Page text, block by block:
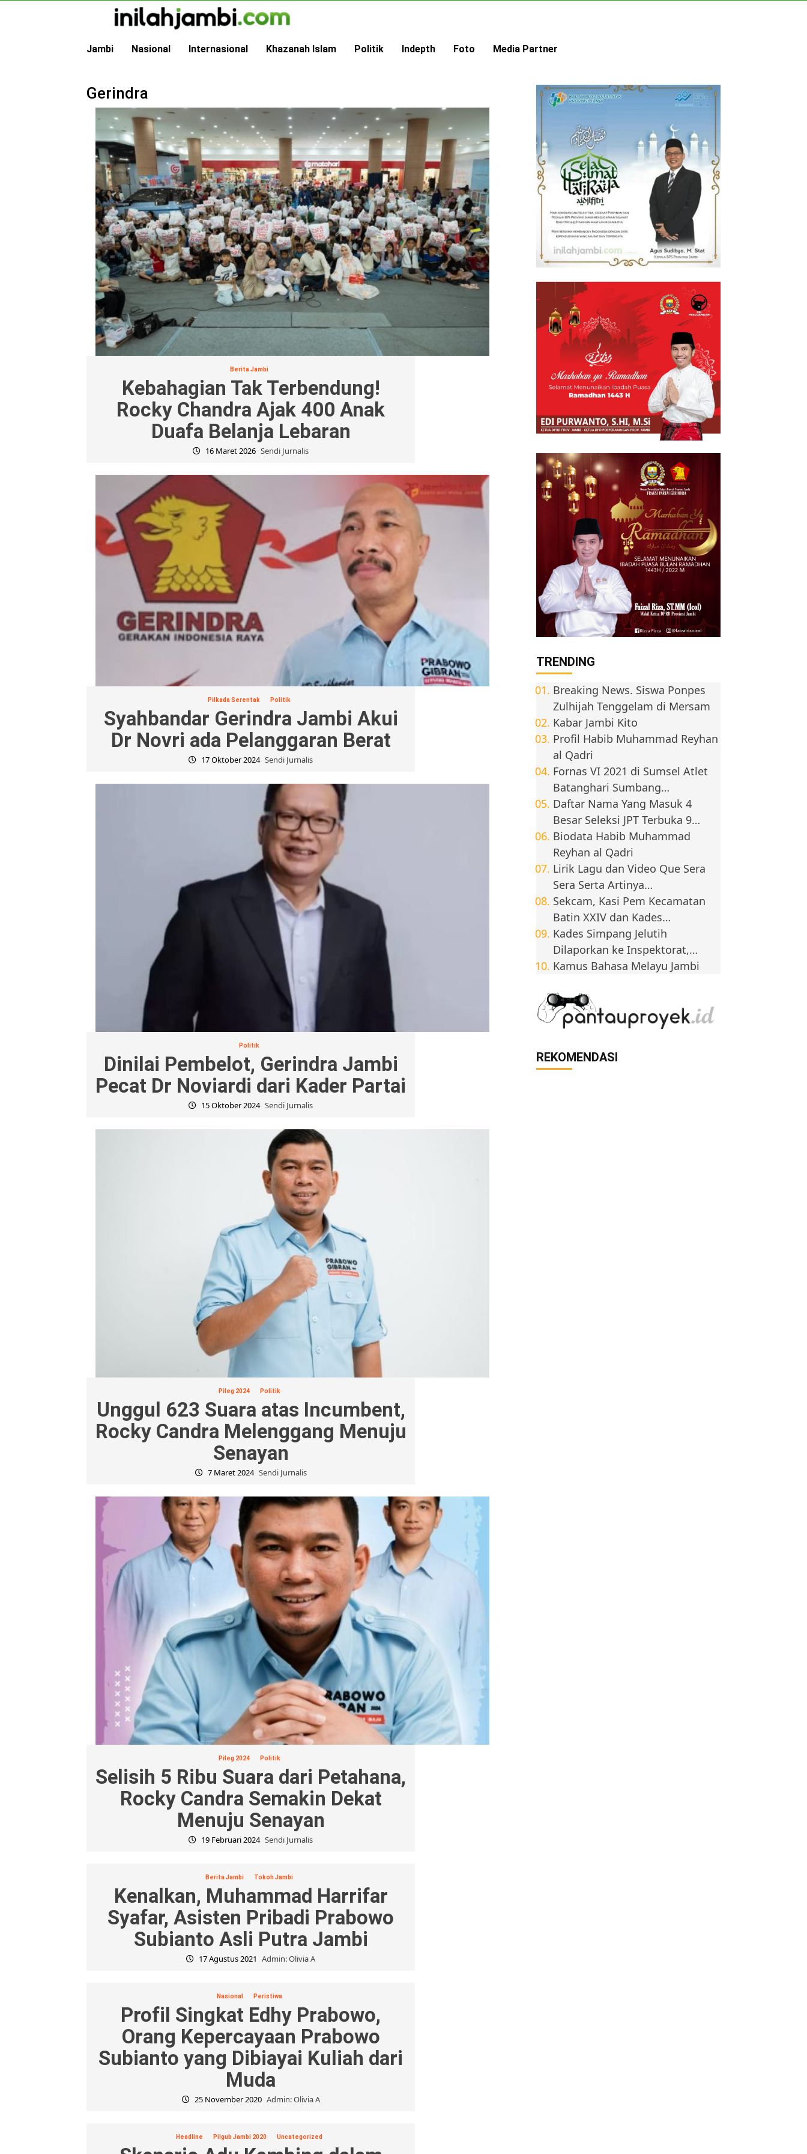
Jambi Nasional Internasional Khazanah Islam Politik Indepth Foto Media Partner
Gerindra
Berita Jambi
Kebahagian Tak Terbendung!
Rocky Chandra Ajak 400 Anak
Duafa Belanja Lebaran
16 Maret 2026 Sendi Jurnalis
Pilkada Serentak Politik
Syahbandar Gerindra Jambi Akui
Dr Novri ada Pelanggaran Berat
17 Oktober 2024 Sendi Jurnalis
Politik
Dinilai Pembelot, Gerindra Jambi
Pecat Dr Noviardi dari Kader Partai
15 Oktober 2024 Sendi Jurnalis
Pileg 2024 Politik
Unggul 623 Suara atas Incumbent,
Rocky Candra Melenggang Menuju
Senayan
7 Maret 2024 Sendi Jurnalis
Pileg 2024 Politik
Selisih 5 Ribu Suara dari Petahana,
Rocky Candra Semakin Dekat
Menuju Senayan
19 Februari 2024 Sendi Jurnalis
Berita Jambi Tokoh Jambi
Kenalkan, Muhammad Harrifar
Syafar, Asisten Pribadi Prabowo
Subianto Asli Putra Jambi
17 Agustus 2021 Admin: Olivia A
Nasional Peristiwa
Profil Singkat Edhy Prabowo,
Orang Kepercayaan Prabowo
Subianto yang Dibiayai Kuliah dari
Muda
25 November 2020 Admin: Olivia A
Headline Pilgub Jambi 2020 Uncategorized
TRENDING
Breaking News. Siswa Ponpes
Zulhijah Tenggelam di Mersam
Kabar Jambi Kito
Profil Habib Muhammad Reyhan
al Qadri
Fornas VI 2021 di Sumsel Atlet
Batanghari Sumbang…
Daftar Nama Yang Masuk 4
Besar Seleksi JPT Terbuka 9…
Biodata Habib Muhammad
Reyhan al Qadri
Lirik Lagu dan Video Que Sera
Sera Serta Artinya…
Sekcam, Kasi Pem Kecamatan
Batin XXIV dan Kades…
Kades Simpang Jelutih
Dilaporkan ke Inspektorat,…
Kamus Bahasa Melayu Jambi
REKOMENDASI